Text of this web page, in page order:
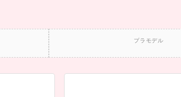
プラモデル